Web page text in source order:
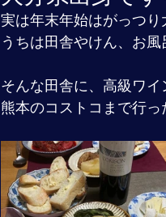
実は年末年始はがっつ
うちは田舎やけん、お
そんな田舎に、高級ワイ
熊本のコストコまで行